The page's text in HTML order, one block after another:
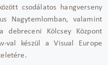
csodálatos hangverseny
Nagytemlomban, valamint
debreceni Kölcsey Központ
val készül a Visual Europe